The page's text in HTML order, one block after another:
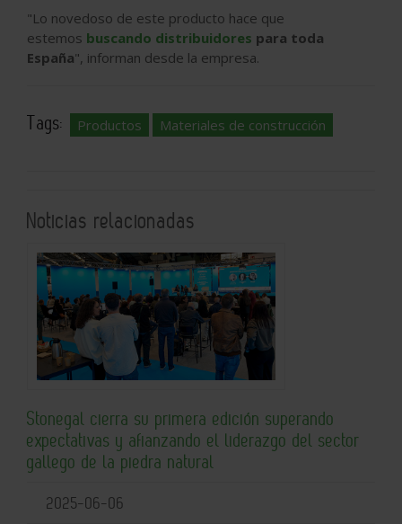
"Lo novedoso de este producto hace que
estemos buscando distribuidores para toda
España", informan desde la empresa.
Tags: Productos Materiales de construcción
Noticias relacionadas
Stonegal cierra su primera edición superando
expectativas y afianzando el liderazgo del sector
gallego de la piedra natural
2025-06-06